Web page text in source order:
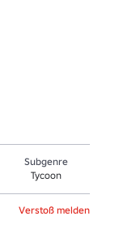
Sub­gen­re
Tycoon
Verstoß melden